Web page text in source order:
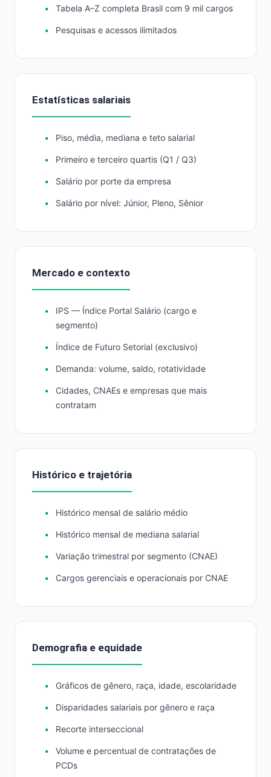
Tabela A–Z completa Brasil com 9 mil cargos
Pesquisas e acessos ilimitados
Estatísticas salariais
Piso, média, mediana e teto salarial
Primeiro e terceiro quartis (Q1 / Q3)
Salário por porte da empresa
Salário por nível: Júnior, Pleno, Sênior
Mercado e contexto
IPS — Índice Portal Salário (cargo e
segmento)
Índice de Futuro Setorial (exclusivo)
Demanda: volume, saldo, rotatividade
Cidades, CNAEs e empresas que mais
contratam
Histórico e trajetória
Histórico mensal de salário médio
Histórico mensal de mediana salarial
Variação trimestral por segmento (CNAE)
Cargos gerenciais e operacionais por CNAE
Demografia e equidade
Gráficos de gênero, raça, idade, escolaridade
Disparidades salariais por gênero e raça
Recorte interseccional
Volume e percentual de contratações de
PCDs